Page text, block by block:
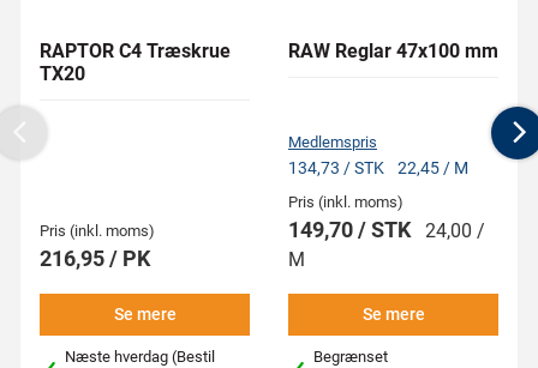
RAPTOR C4 Træskrue
TX20
Pris (inkl. moms)
216,95 / PK
Se mere
Næste hverdag (Bestil
RAW Reglar 47x100 mm
Medlemspris
134,73 / STK 22,45 / M
Pris (inkl. moms)
149,70 / STK 24,00 /
M
Se mere
Begrænset
Previous